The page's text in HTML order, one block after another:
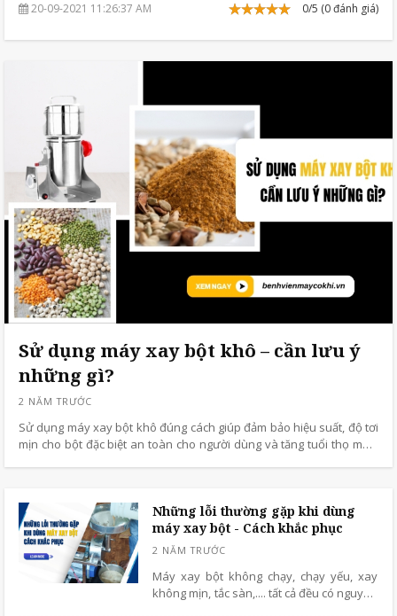
20-09-2021 11:26:37 AM 0/5 (0 đánh giá)
Sử dụng máy xay bột khô – cần lưu ý
những gì?
Sử dụng máy xay bột khô đúng cách giúp đảm bảo hiệu suất, độ tơi
mịn cho bột đặc biệt an toàn cho người dùng và tăng tuổi thọ máy.
Những lỗi thường gặp khi dùng
máy xay bột - Cách khắc phục
Máy xay bột không chạy, chạy yếu, xay
không mịn, tắc sàn,.... tất cả đều có nguyên